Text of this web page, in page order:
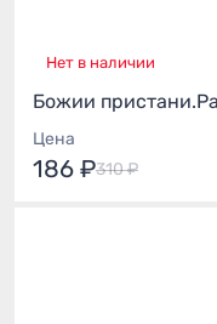
Нет в наличии
Божии
Цена
186 ₽310 ₽